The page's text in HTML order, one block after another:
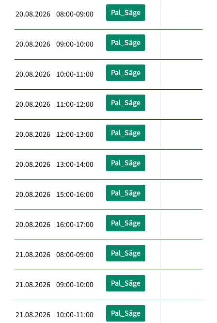
20.08.2026 08:00-09:00 Pal_Säge
20.08.2026 09:00-10:00 Pal_Säge
20.08.2026 10:00-11:00 Pal_Säge
20.08.2026 11:00-12:00 Pal_Säge
20.08.2026 12:00-13:00 Pal_Säge
20.08.2026 13:00-14:00 Pal_Säge
20.08.2026 15:00-16:00 Pal_Säge
20.08.2026 16:00-17:00 Pal_Säge
21.08.2026 08:00-09:00 Pal_Säge
21.08.2026 09:00-10:00 Pal_Säge
21.08.2026 10:00-11:00 Pal_Säge